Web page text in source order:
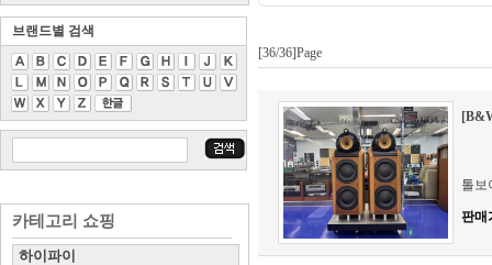
브랜드별 검색
카테고리 쇼핑
하이파이
[36/36]Page
톨보
판매